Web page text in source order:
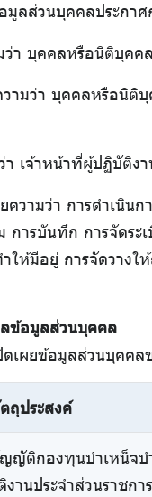
มูลส่วนบุคคลประกา
า บุคคลหรือนิติบุคคล
ามว่า บุคคลหรือนิติบุ
เจ้าหน้าที่ผู้ปฏิบัติงา
วามว่า การดำเนินก
การบันทึก การจัดร
ให้มีอยู่ การจัดวา
ลข้อมูลส่วนบุคคล
ดเผยข้อมูลส่วนบุค
ถุประสงค์
ญัติกองทุนบำเหน็จ
นประจำส่วนราชกา